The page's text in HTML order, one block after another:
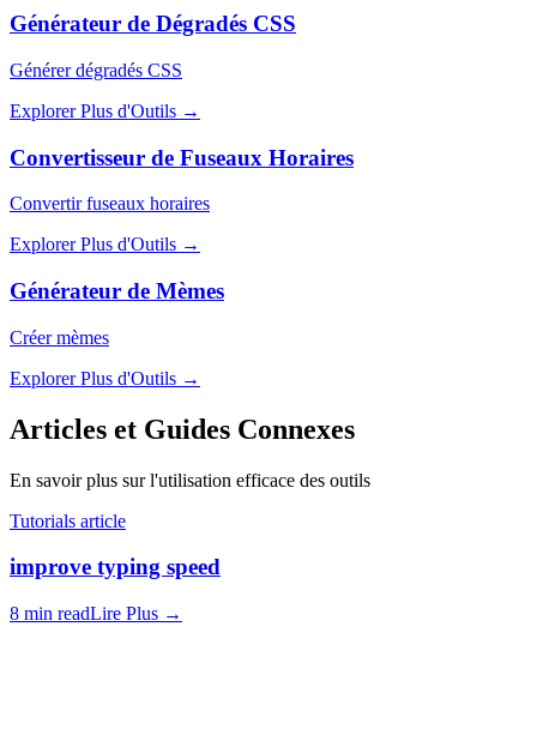
Générateur de Dégradés CSS
Générer dégradés CSS
Explorer Plus d'Outils →
Convertisseur de Fuseaux Horaires
Convertir fuseaux horaires
Explorer Plus d'Outils →
Générateur de Mèmes
Créer mèmes
Explorer Plus d'Outils →
Articles et Guides Connexes
En savoir plus sur l'utilisation efficace des outils
Tutorials article
improve typing speed
8 min readLire Plus →